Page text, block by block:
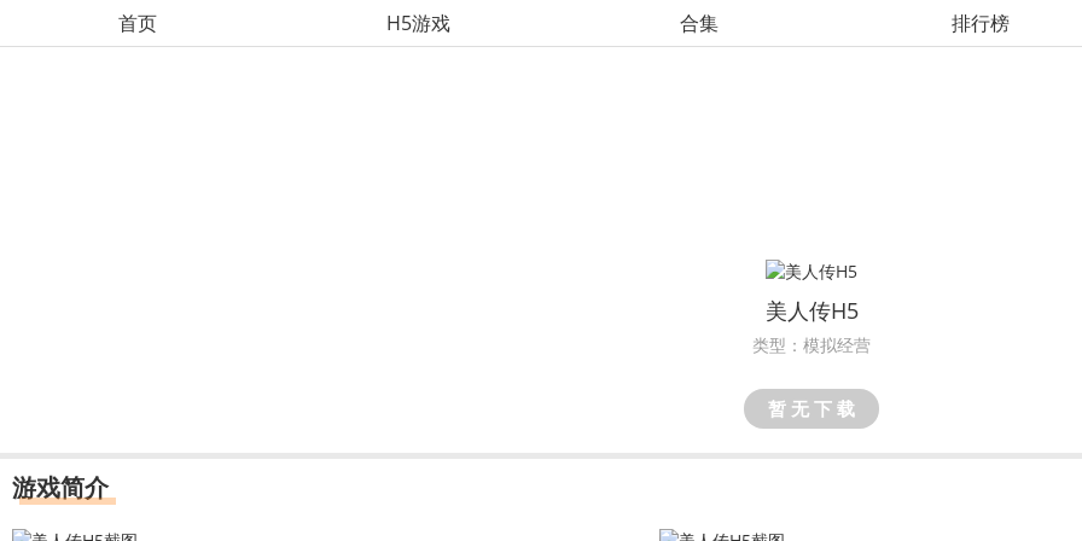
首页 H5游戏 合集 排行榜
美人传H5
类型：模拟经营
暂 无 下 载
游戏简介